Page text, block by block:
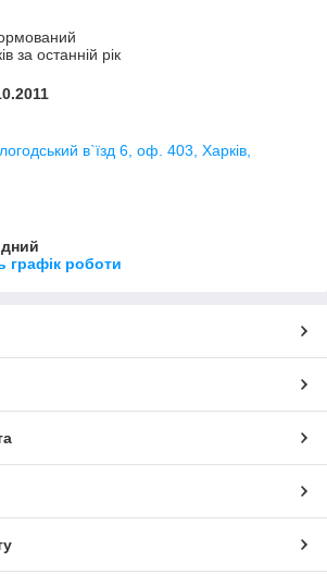
за останній рік
в`їзд 6, оф. 403, Харків,
графік роботи